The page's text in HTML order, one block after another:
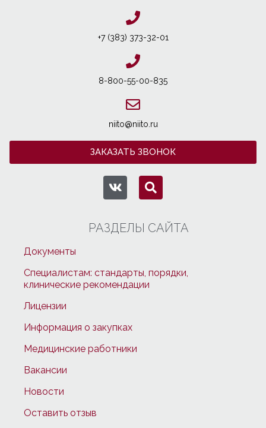
+7 (383) 373-32-01
8-800-55-00-835
niito@niito.ru
ЗАКАЗАТЬ ЗВОНОК
РАЗДЕЛЫ САЙТА
Документы
Специалистам: стандарты, порядки,
клинические рекомендации
Лицензии
Информация о закупках
Медицинские работники
Вакансии
Новости
Оставить отзыв